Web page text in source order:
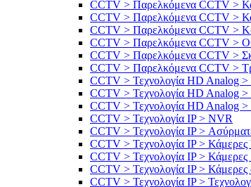
CCTV > Παρελκόμενα CCTV >
CCTV > Παρελκόμενα CCTV >
CCTV > Παρελκόμενα CCTV >
CCTV > Παρελκόμενα CCTV >
CCTV > Παρελκόμενα CCTV >
CCTV > Παρελκόμενα CCTV >
CCTV > Τεχνολογία HD Analog
CCTV > Τεχνολογία HD Analog >
CCTV > Τεχνολογία HD Analog >
CCTV > Τεχνολογία IP > NVR
CCTV > Τεχνολογία IP >
CCTV > Τεχνολογία IP > Κάμερες
CCTV > Τεχνολογία IP > Κάμερες
CCTV > Τεχνολογία IP > Κάμερες
CCTV > Τεχνολογία IP >